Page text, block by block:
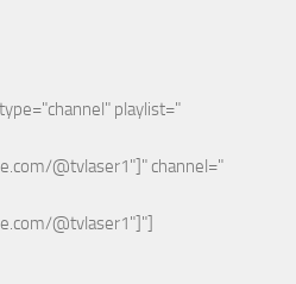
playlist="
@tvlaser1"]" channel="
@tvlaser1"]"]